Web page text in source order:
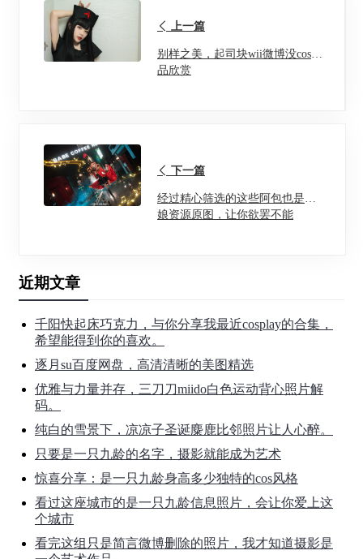
上一篇
别样之美，起司块wii微博没cos作
品欣赏
下一篇
经过精心筛选的这些阿包也是兔
娘资源原图，让你欲罢不能
近期文章
千阳快起床巧克力，与你分享我最近cosplay的合集，
希望能得到你的喜欢。
逐月su百度网盘，高清清晰的美图精选
优雅与力量并存，三刀刀miido白色运动背心照片解
码。
纯白的雪景下，凉凉子圣诞麋鹿比邻照片让人心醉。
只要是一只九龄的名字，摄影就能成为艺术
惊喜分享：是一只九龄身高多少独特的cos风格
看过这座城市的是一只九龄信息照片，会让你爱上这
个城市
看完这组只是简言微博删除的照片，我才知道摄影是